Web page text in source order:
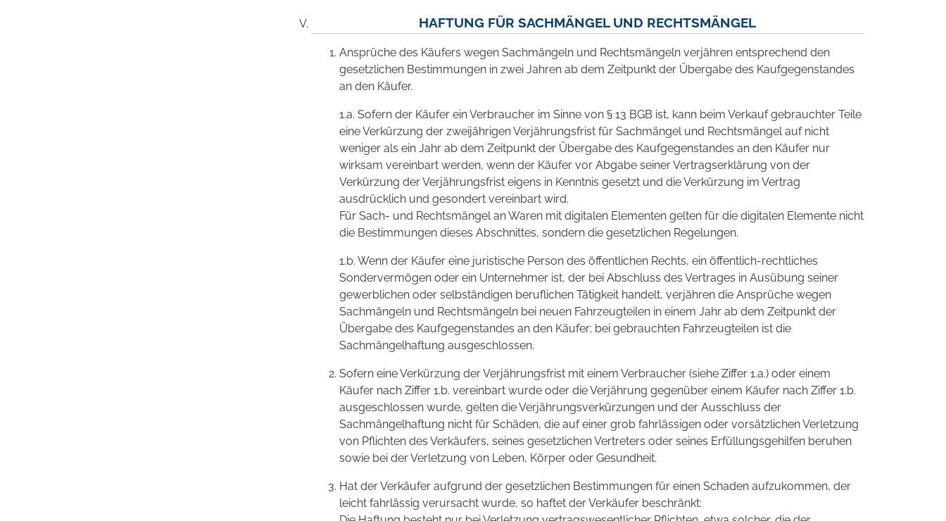
HAFTUNG FÜR SACHMÄNGEL UND RECHTSMÄNGEL
Ansprüche des Käufers wegen Sachmängeln und Rechtsmängeln verjähren entsprechend den
gesetzlichen Bestimmungen in zwei Jahren ab dem Zeitpunkt der Übergabe des Kaufgegenstandes
an den Käufer.
1.a. Sofern der Käufer ein Verbraucher im Sinne von § 13 BGB ist, kann beim Verkauf gebrauchter Teile
eine Verkürzung der zweijährigen Verjährungsfrist für Sachmängel und Rechtsmängel auf nicht
weniger als ein Jahr ab dem Zeitpunkt der Übergabe des Kaufgegenstandes an den Käufer nur
wirksam vereinbart werden, wenn der Käufer vor Abgabe seiner Vertragserklärung von der
Verkürzung der Verjährungsfrist eigens in Kenntnis gesetzt und die Verkürzung im Vertrag
ausdrücklich und gesondert vereinbart wird.
Für Sach- und Rechtsmängel an Waren mit digitalen Elementen gelten für die digitalen Elemente nicht
die Bestimmungen dieses Abschnittes, sondern die gesetzlichen Regelungen.
1.b. Wenn der Käufer eine juristische Person des öffentlichen Rechts, ein öffentlich-rechtliches
Sondervermögen oder ein Unternehmer ist, der bei Abschluss des Vertrages in Ausübung seiner
gewerblichen oder selbständigen beruflichen Tätigkeit handelt, verjähren die Ansprüche wegen
Sachmängeln und Rechtsmängeln bei neuen Fahrzeugteilen in einem Jahr ab dem Zeitpunkt der
Übergabe des Kaufgegenstandes an den Käufer; bei gebrauchten Fahrzeugteilen ist die
Sachmängelhaftung ausgeschlossen.
Sofern eine Verkürzung der Verjährungsfrist mit einem Verbraucher (siehe Ziffer 1.a.) oder einem
Käufer nach Ziffer 1.b. vereinbart wurde oder die Verjährung gegenüber einem Käufer nach Ziffer 1.b.
ausgeschlossen wurde, gelten die Verjährungsverkürzungen und der Ausschluss der
Sachmängelhaftung nicht für Schäden, die auf einer grob fahrlässigen oder vorsätzlichen Verletzung
von Pflichten des Verkäufers, seines gesetzlichen Vertreters oder seines Erfüllungsgehilfen beruhen
sowie bei der Verletzung von Leben, Körper oder Gesundheit.
Hat der Verkäufer aufgrund der gesetzlichen Bestimmungen für einen Schaden aufzukommen, der
leicht fahrlässig verursacht wurde, so haftet der Verkäufer beschränkt: